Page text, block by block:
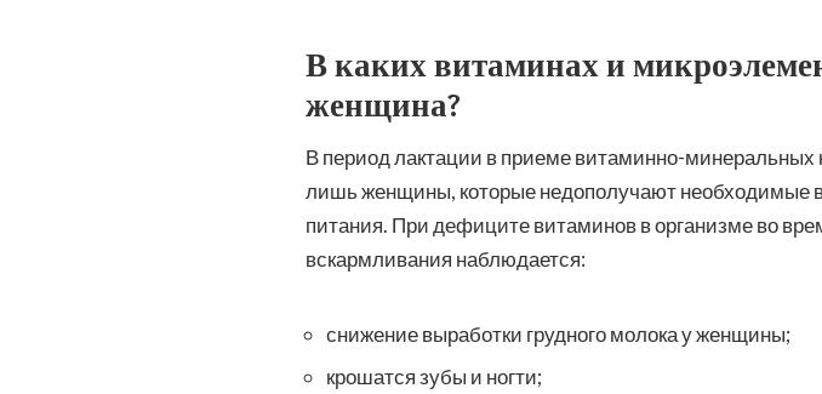
В каких витаминах и
женщина?
В период лактации в приеме витаминно-минеральных
лишь женщины, которые недополучают необходимые
питания. При дефиците витаминов в организме во
вскармливания наблюдается:
снижение выработки грудного молока у женщины;
крошатся зубы и ногти;